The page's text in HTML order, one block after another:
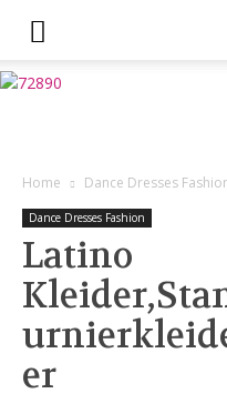
Home Dance Dresses
Dance Dresses Fashion
Latino
er